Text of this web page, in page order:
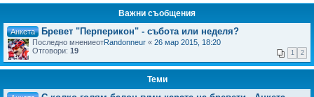
Важни съобщения
Анкета Бревет "Перперикон" - събота или неделя?
Последно мнениеотRandonneur « 26 мар 2015, 18:20
Отговори: 19 1 2
Теми